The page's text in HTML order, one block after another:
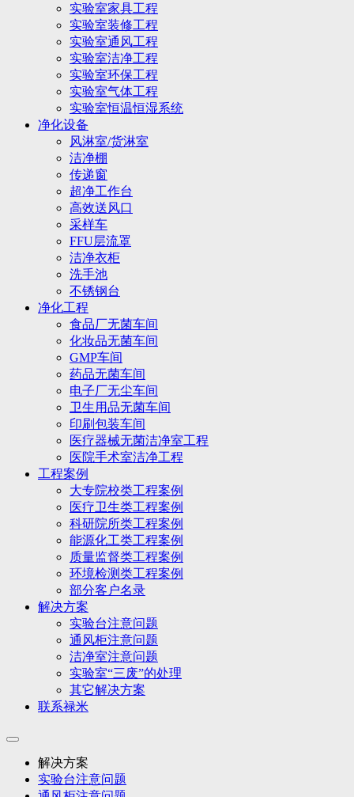
实验室家具工程
实验室装修工程
实验室通风工程
实验室洁净工程
实验室环保工程
实验室气体工程
实验室恒温恒湿系统
净化设备
风淋室/货淋室
洁净棚
传递窗
超净工作台
高效送风口
采样车
FFU层流罩
洁净衣柜
洗手池
不锈钢台
净化工程
食品厂无菌车间
化妆品无菌车间
GMP车间
药品无菌车间
电子厂无尘车间
卫生用品无菌车间
印刷包装车间
医疗器械无菌洁净室工程
医院手术室洁净工程
工程案例
大专院校类工程案例
医疗卫生类工程案例
科研院所类工程案例
能源化工类工程案例
质量监督类工程案例
环境检测类工程案例
部分客户名录
解决方案
实验台注意问题
通风柜注意问题
洁净室注意问题
实验室“三废”的处理
其它解决方案
联系禄米
解决方案
实验台注意问题